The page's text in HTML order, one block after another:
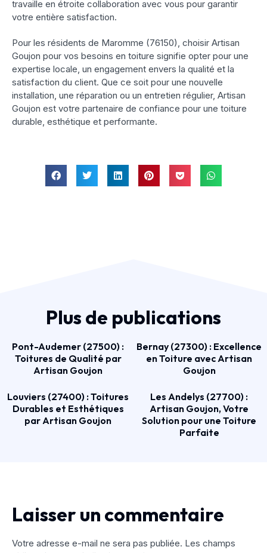
travaille en étroite collaboration avec vous pour garantir
votre entière satisfaction.
Pour les résidents de Maromme (76150), choisir Artisan
Goujon pour vos besoins en toiture signifie opter pour une
expertise locale, un engagement envers la qualité et la
satisfaction du client. Que ce soit pour une nouvelle
installation, une réparation ou un entretien régulier, Artisan
Goujon est votre partenaire de confiance pour une toiture
durable, esthétique et performante.
Plus de publications
Pont-Audemer (27500) :
Toitures de Qualité par
Artisan Goujon
Bernay (27300) : Excellence
en Toiture avec Artisan
Goujon
Louviers (27400) : Toitures
Durables et Esthétiques
par Artisan Goujon
Les Andelys (27700) :
Artisan Goujon, Votre
Solution pour une Toiture
Parfaite
Laisser un commentaire
Votre adresse e-mail ne sera pas publiée. Les champs